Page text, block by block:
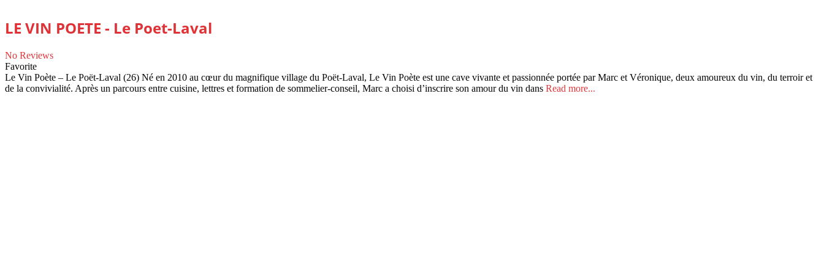
LE VIN POETE - Le Poet-Laval
No Reviews
Favorite
Le Vin Poète – Le Poët-Laval (26) Né en 2010 au cœur du magnifique village du Poët-Laval, Le Vin Poète est une cave vivante et passionnée portée par Marc et Véronique, deux amoureux du vin, du terroir et
de la convivialité. Après un parcours entre cuisine, lettres et formation de sommelier-conseil, Marc a choisi d’inscrire son amour du vin dans Read more...